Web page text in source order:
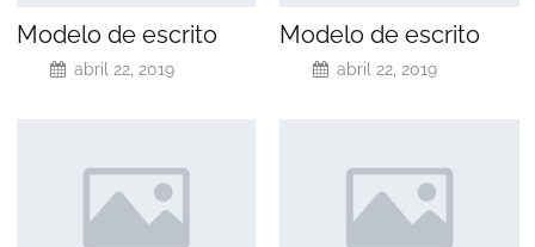
Modelo de escrito
abril 22, 2019
Modelo de escrito
abril 22, 2019